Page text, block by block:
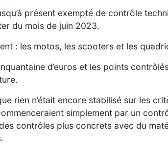
présent exempté de contrôle
du mois de juin 2023.
: les motos, les scooters et les
d’euros et les points
rien n’était encore stabilisé sur les
simplement par un
contrôles plus concrets avec du